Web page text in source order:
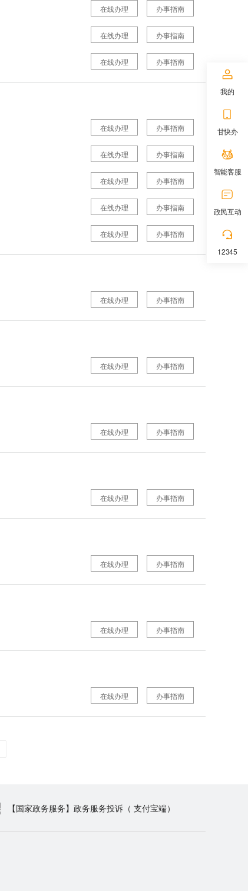
办事指南
在线办理
办事指南
在线办理
办事指南
在线办理
办事指南
在线办理
办事指南
在线办理
办事指南
在线办理
办事指南
在线办理
办事指南
在线办理
办事指南
在线办理
办事指南
在线办理
办事指南
在线办理
办事指南
在线办理
办事指南
在线办理
办事指南
在线办理
办事指南
在线办理
【国家政务服务】政务服务投诉（ 支付宝端）
我的
甘快办
智能客服
政民互动
12345